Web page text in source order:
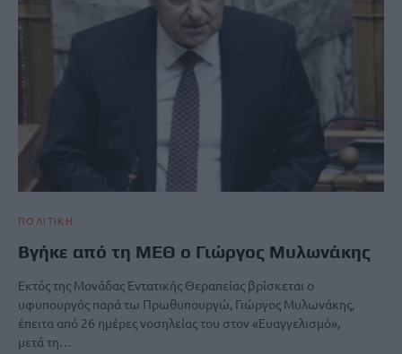
ΠΟΛΙΤΙΚΗ
Βγήκε από τη ΜΕΘ ο Γιώργος Μυλωνάκης
Εκτός της Μονάδας Εντατικής Θεραπείας βρίσκεται ο
υφυπουργός παρά τω Πρωθυπουργώ, Γιώργος Μυλωνάκης,
έπειτα από 26 ημέρες νοσηλείας του στον «Ευαγγελισμό»,
μετά τη…